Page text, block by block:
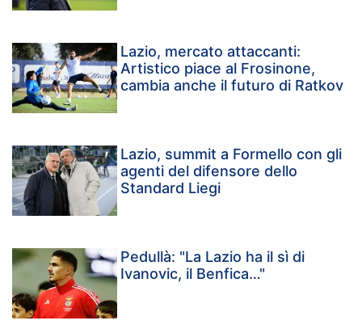
Lazio, mercato attaccanti:
Artistico piace al Frosinone,
cambia anche il futuro di Ratkov
Lazio, summit a Formello con gli
agenti del difensore dello
Standard Liegi
Pedullà: "La Lazio ha il sì di
Ivanovic, il Benfica…"